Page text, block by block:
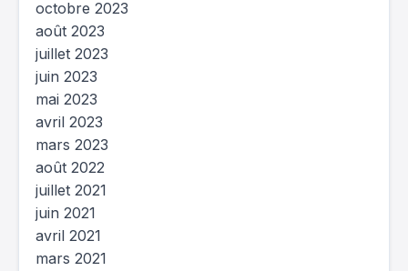
octobre 2023
août 2023
juillet 2023
juin 2023
mai 2023
avril 2023
mars 2023
août 2022
juillet 2021
juin 2021
avril 2021
mars 2021